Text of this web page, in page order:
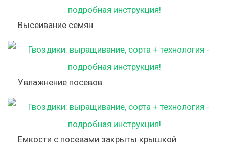
Высеивание семян
Увлажнение посевов
Емкости с посевами закрыты крышкой